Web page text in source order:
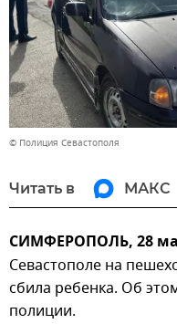
© Полиция Севастополя
Читать в МАКС
СИМФЕРОПОЛЬ, 28
Севастополе на
сбила ребенка. Об
полиции.